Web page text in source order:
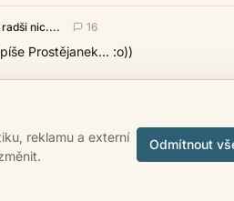
nic.... 16
Prostějanek... :o))
reklamu a externí
Odmítnout